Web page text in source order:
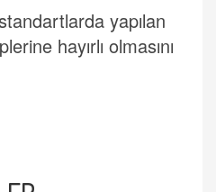
yapılan
hayırlı olmasını